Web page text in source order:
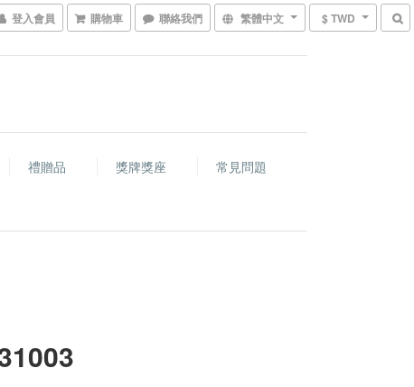
登入會員 購物車 聯絡我們 繁體中文 $ TWD
禮贈品 獎牌獎座
常見問題